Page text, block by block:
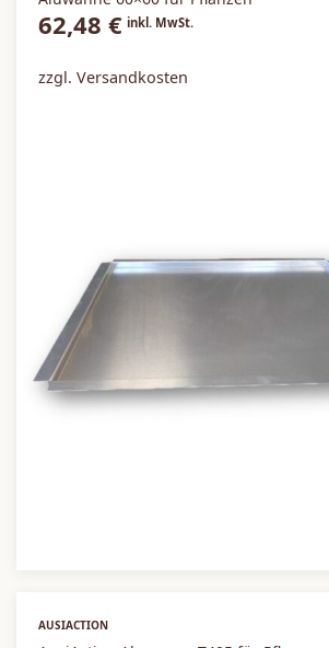
62,48 € inkl. MwSt.
zzgl. Versandkosten
AUSIACTION